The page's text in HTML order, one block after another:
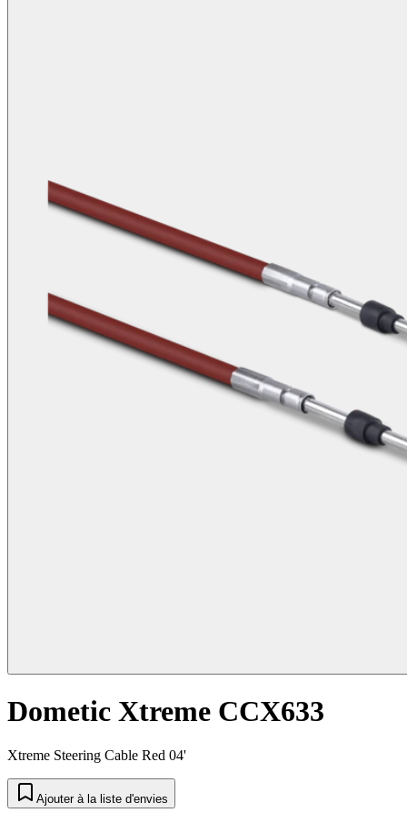
Dometic Xtreme CCX633
Xtreme Steering Cable Red 04'
Ajouter à la liste d'envies